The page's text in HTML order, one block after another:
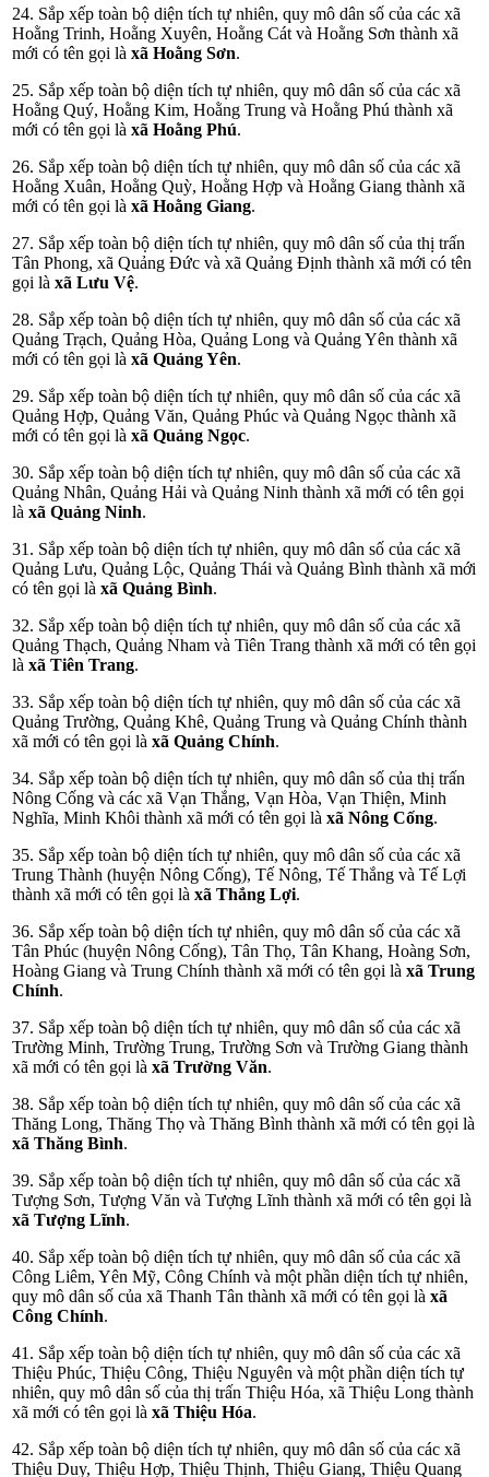
24. Sắp xếp toàn bộ diện tích tự nhiên, quy mô dân số của các xã
Hoằng Trinh, Hoằng Xuyên, Hoằng Cát và Hoằng Sơn thành xã
mới có tên gọi là xã Hoằng Sơn.
25. Sắp xếp toàn bộ diện tích tự nhiên, quy mô dân số của các xã
Hoằng Quý, Hoằng Kim, Hoằng Trung và Hoằng Phú thành xã
mới có tên gọi là xã Hoằng Phú.
26. Sắp xếp toàn bộ diện tích tự nhiên, quy mô dân số của các xã
Hoằng Xuân, Hoằng Quỳ, Hoằng Hợp và Hoằng Giang thành xã
mới có tên gọi là xã Hoằng Giang.
27. Sắp xếp toàn bộ diện tích tự nhiên, quy mô dân số của thị trấn
Tân Phong, xã Quảng Đức và xã Quảng Định thành xã mới có tên
gọi là xã Lưu Vệ.
28. Sắp xếp toàn bộ diện tích tự nhiên, quy mô dân số của các xã
Quảng Trạch, Quảng Hòa, Quảng Long và Quảng Yên thành xã
mới có tên gọi là xã Quảng Yên.
29. Sắp xếp toàn bộ diện tích tự nhiên, quy mô dân số của các xã
Quảng Hợp, Quảng Văn, Quảng Phúc và Quảng Ngọc thành xã
mới có tên gọi là xã Quảng Ngọc.
30. Sắp xếp toàn bộ diện tích tự nhiên, quy mô dân số của các xã
Quảng Nhân, Quảng Hải và Quảng Ninh thành xã mới có tên gọi
là xã Quảng Ninh.
31. Sắp xếp toàn bộ diện tích tự nhiên, quy mô dân số của các xã
Quảng Lưu, Quảng Lộc, Quảng Thái và Quảng Bình thành xã mới
có tên gọi là xã Quảng Bình.
32. Sắp xếp toàn bộ diện tích tự nhiên, quy mô dân số của các xã
Quảng Thạch, Quảng Nham và Tiên Trang thành xã mới có tên gọi
là xã Tiên Trang.
33. Sắp xếp toàn bộ diện tích tự nhiên, quy mô dân số của các xã
Quảng Trường, Quảng Khê, Quảng Trung và Quảng Chính thành
xã mới có tên gọi là xã Quảng Chính.
34. Sắp xếp toàn bộ diện tích tự nhiên, quy mô dân số của thị trấn
Nông Cống và các xã Vạn Thắng, Vạn Hòa, Vạn Thiện, Minh
Nghĩa, Minh Khôi thành xã mới có tên gọi là xã Nông Cống.
35. Sắp xếp toàn bộ diện tích tự nhiên, quy mô dân số của các xã
Trung Thành (huyện Nông Cống), Tế Nông, Tế Thắng và Tế Lợi
thành xã mới có tên gọi là xã Thắng Lợi.
36. Sắp xếp toàn bộ diện tích tự nhiên, quy mô dân số của các xã
Tân Phúc (huyện Nông Cống), Tân Thọ, Tân Khang, Hoàng Sơn,
Hoàng Giang và Trung Chính thành xã mới có tên gọi là xã Trung
Chính.
37. Sắp xếp toàn bộ diện tích tự nhiên, quy mô dân số của các xã
Trường Minh, Trường Trung, Trường Sơn và Trường Giang thành
xã mới có tên gọi là xã Trường Văn.
38. Sắp xếp toàn bộ diện tích tự nhiên, quy mô dân số của các xã
Thăng Long, Thăng Thọ và Thăng Bình thành xã mới có tên gọi là
xã Thăng Bình.
39. Sắp xếp toàn bộ diện tích tự nhiên, quy mô dân số của các xã
Tượng Sơn, Tượng Văn và Tượng Lĩnh thành xã mới có tên gọi là
xã Tượng Lĩnh.
40. Sắp xếp toàn bộ diện tích tự nhiên, quy mô dân số của các xã
Công Liêm, Yên Mỹ, Công Chính và một phần diện tích tự nhiên,
quy mô dân số của xã Thanh Tân thành xã mới có tên gọi là xã
Công Chính.
41. Sắp xếp toàn bộ diện tích tự nhiên, quy mô dân số của các xã
Thiệu Phúc, Thiệu Công, Thiệu Nguyên và một phần diện tích tự
nhiên, quy mô dân số của thị trấn Thiệu Hóa, xã Thiệu Long thành
xã mới có tên gọi là xã Thiệu Hóa.
42. Sắp xếp toàn bộ diện tích tự nhiên, quy mô dân số của các xã
Thiệu Duy, Thiệu Hợp, Thiệu Thịnh, Thiệu Giang, Thiệu Quang